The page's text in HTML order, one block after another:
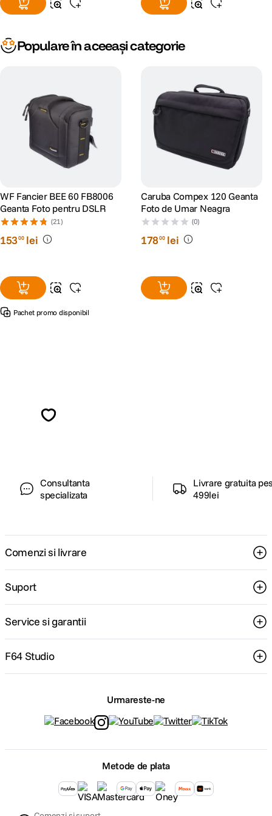
Populare în aceeași categorie
WF Fancier BEE 60 FB8006
Geanta Foto pentru DSLR
(21)
15300 lei
Pachet promo disponibil
Caruba Compex 120 Geanta
Foto de Umar Neagra
(0)
17800 lei
Consultanta
specializata
Livrare gratuita
499lei
Comenzi si livrare
Suport
Service si garantii
F64 Studio
Urmareste-ne
Metode de plata